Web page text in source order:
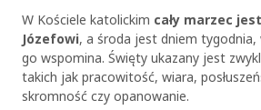
W Kościele katolickim cały marzec
Józefowi, a środa jest dniem
go wspomina. Święty ukazany jest
takich jak pracowitość, wiara,
skromność czy opanowanie.